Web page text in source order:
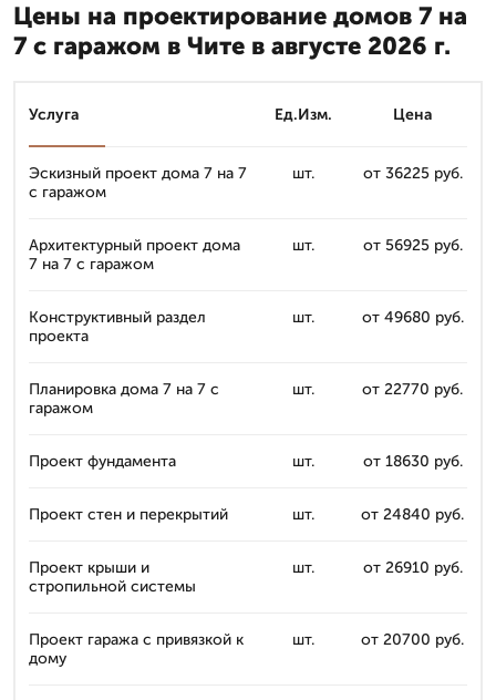
Цены на проектирование домов 7 на
7 с гаражом в Чите в августе 2026 г.
Услуга Ед.Изм. Цена
Эскизный проект дома 7 на 7
с гаражом
шт. от 36225 руб.
Архитектурный проект дома
7 на 7 с гаражом
шт. от 56925 руб.
Конструктивный раздел
проекта
шт. от 49680 руб.
Планировка дома 7 на 7 с
гаражом
шт. от 22770 руб.
Проект фундамента шт. от 18630 руб.
Проект стен и перекрытий шт. от 24840 руб.
Проект крыши и
стропильной системы
шт. от 26910 руб.
Проект гаража с привязкой к
дому
шт. от 20700 руб.